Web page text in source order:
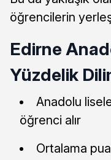
öğrencilerin
Edirne
Yüzdelik
Anadolu
öğrenci alır
Ortalama